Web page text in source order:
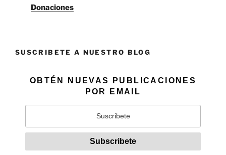
Donaciones
SUSCRIBETE A NUESTRO BLOG
OBTÉN NUEVAS PUBLICACIONES
POR EMAIL